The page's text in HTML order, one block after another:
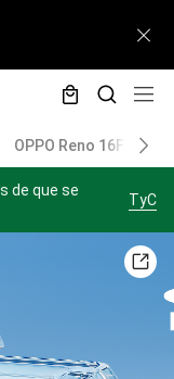
OPPO Reno 16F 5G x
de que se
TyC